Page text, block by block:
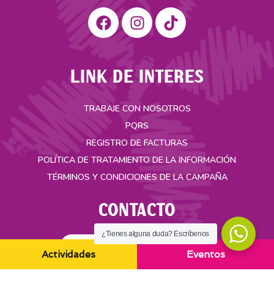
LINK DE INTERES
TRABAJE CON NOSOTROS
PQRS
REGISTRO DE FACTURAS
POLÍTICA DE TRATAMIENTO DE LA INFORMACIÓN
TÉRMINOS Y CONDICIONES DE LA CAMPAÑA
CONTACTO
ACCESO SEGURO ASAMBLEA
Actividades Eventos
¿Tienes alguna duda? Escríbenos